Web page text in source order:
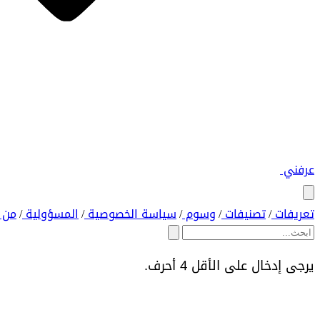
عرفني
تعريفات/ تصنيفات/ وسوم/ سياسة الخصوصية/ المسؤولية/
يرجى إدخال على الأقل 4 أحرف.